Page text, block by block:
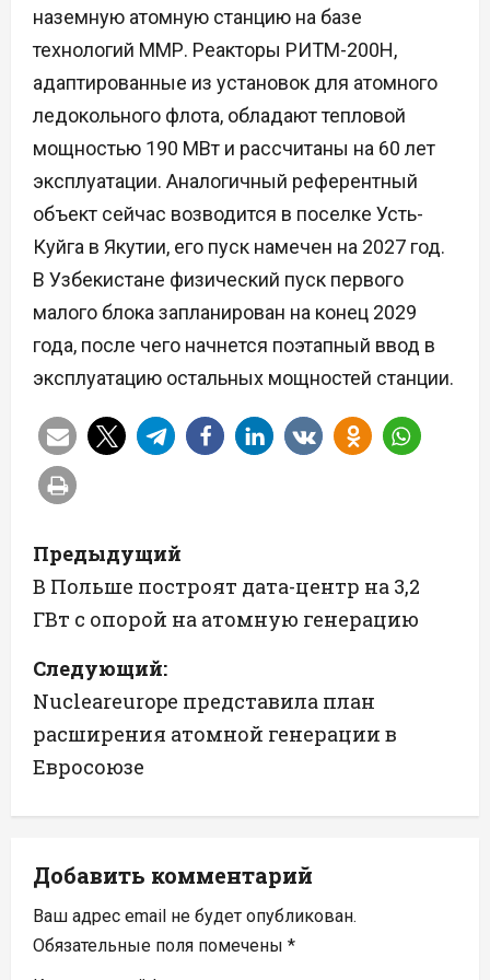
наземную атомную станцию на базе
технологий ММР. Реакторы РИТМ-200Н,
адаптированные из установок для атомного
ледокольного флота, обладают тепловой
мощностью 190 МВт и рассчитаны на 60 лет
эксплуатации. Аналогичный референтный
объект сейчас возводится в поселке Усть-
Куйга в Якутии, его пуск намечен на 2027 год.
В Узбекистане физический пуск первого
малого блока запланирован на конец 2029
года, после чего начнется поэтапный ввод в
эксплуатацию остальных мощностей станции.
Н
а
в
и
г
а
ц
и
я
п
Предыдущий
В Польше построят дата-центр на 3,2
ГВт с опорой на атомную генерацию
Следующий:
Nucleareurope представила план
расширения атомной генерации в
Евросоюзе
Добавить комментарий
Ваш адрес email не будет опубликован.
Обязательные поля помечены *